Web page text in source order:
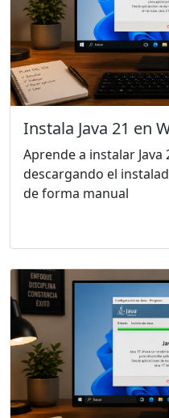
Instala Java 21 en
Aprende a instalar Java
descargando el
de forma manual